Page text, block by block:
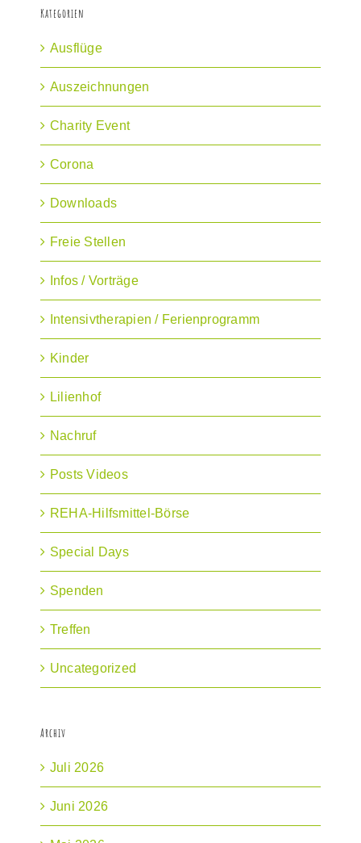
Kategorien
Ausflüge
Auszeichnungen
Charity Event
Corona
Downloads
Freie Stellen
Infos / Vorträge
Intensivtherapien / Ferienprogramm
Kinder
Lilienhof
Nachruf
Posts Videos
REHA-Hilfsmittel-Börse
Special Days
Spenden
Treffen
Uncategorized
Archiv
Juli 2026
Juni 2026